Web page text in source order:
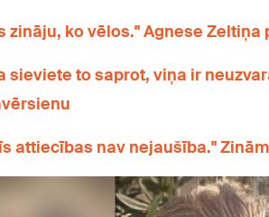
zināju, ko vēlos." Agnese
sieviete to saprot, viņa ir
attiecības nav nejaušība."